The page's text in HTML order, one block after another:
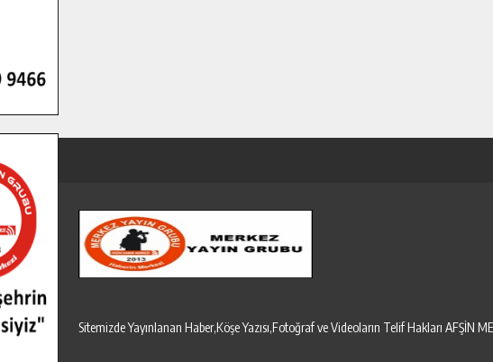
Sitemizde Yayınlanan Haber,Köşe Yazısı,Fotoğraf ve Videoların Telif Hakları